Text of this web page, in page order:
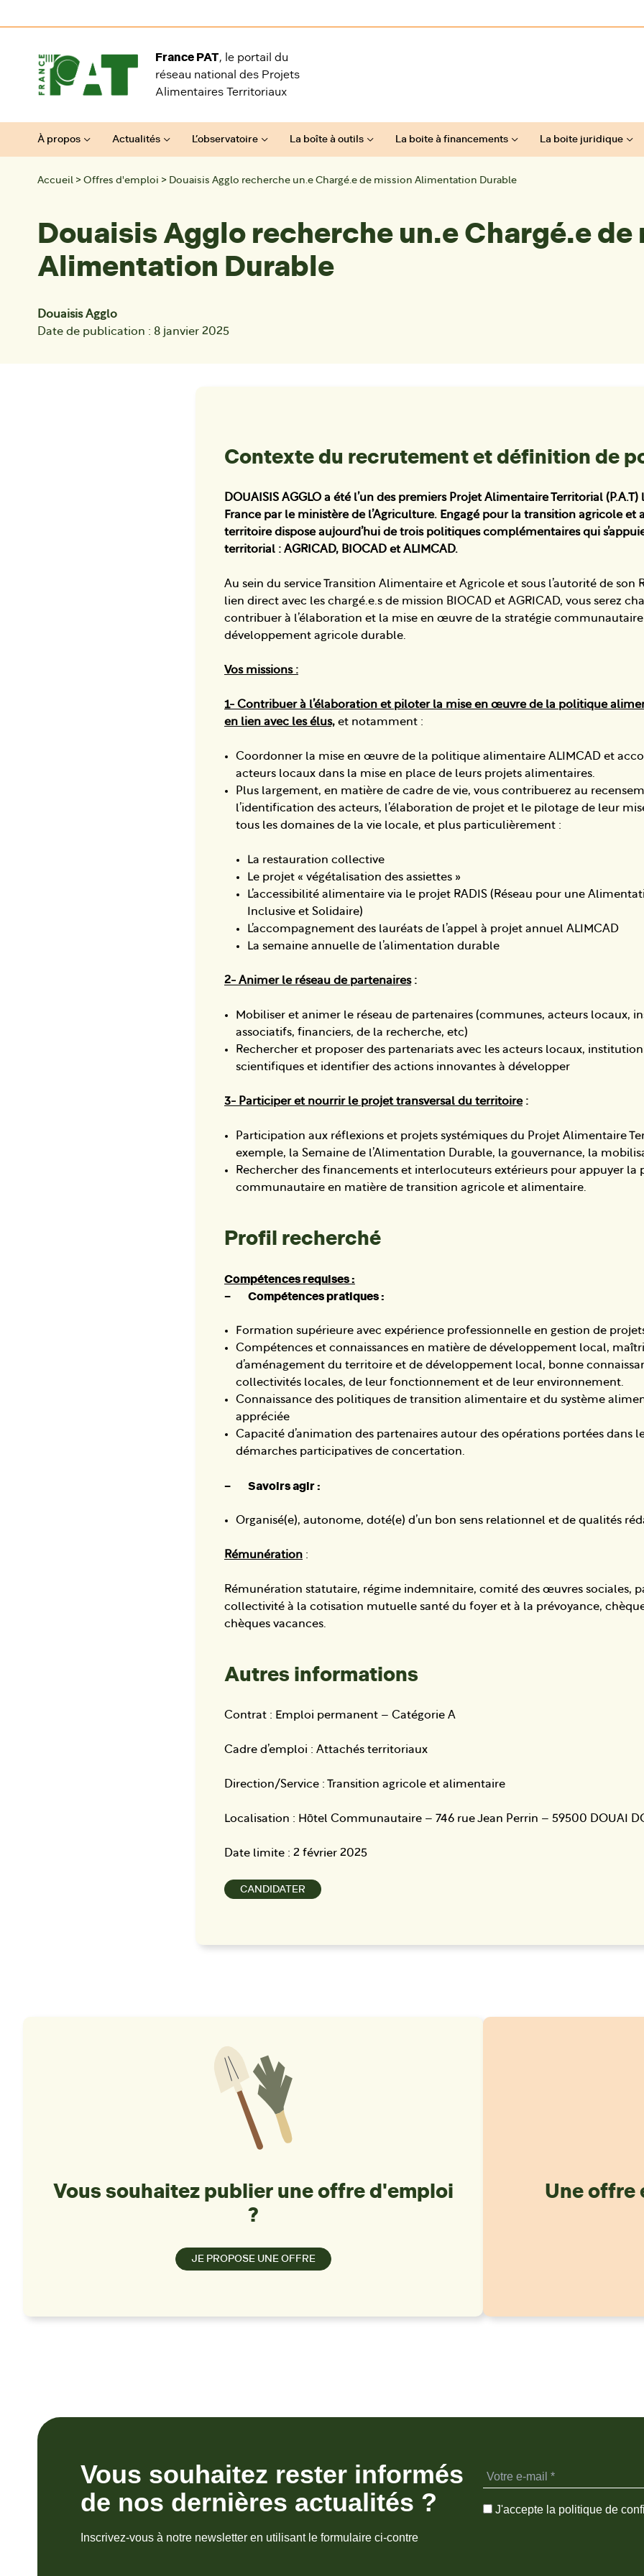
France PAT, le portail du
réseau national des Projets
Alimentaires Territoriaux
À propos Actualités L’observatoire La boîte à outils La boite à financements La boite juridique
Accueil > Offres d'emploi > Douaisis Agglo recherche un.e Chargé.e de mission Alimentation Durable
Douaisis Agglo recherche un.e Chargé.e de
Alimentation Durable
Douaisis Agglo
Date de publication : 8 janvier 2025
Contexte du recrutement et définition de
DOUAISIS AGGLO a été l’un des premiers Projet Alimentaire Territorial
France par le ministère de l’Agriculture. Engagé pour la transition agricole et
territoire dispose aujourd’hui de trois politiques complémentaires qui
territorial : AGRICAD, BIOCAD et ALIMCAD.
Au sein du service Transition Alimentaire et Agricole et sous l’autorité de son
lien direct avec les chargé.e.s de mission BIOCAD et AGRICAD, vous serez
contribuer à l’élaboration et la mise en œuvre de la stratégie
développement agricole durable.
Vos missions :
1- Contribuer à l’élaboration et piloter la mise en œuvre de la politique
en lien avec les élus, et notamment :
Coordonner la mise en œuvre de la politique alimentaire ALIMCAD et
acteurs locaux dans la mise en place de leurs projets alimentaires.
Plus largement, en matière de cadre de vie, vous contribuerez au
l’identification des acteurs, l’élaboration de projet et le pilotage de leur
tous les domaines de la vie locale, et plus particulièrement :
La restauration collective
Le projet « végétalisation des assiettes »
L’accessibilité alimentaire via le projet RADIS (Réseau pour une
Inclusive et Solidaire)
L’accompagnement des lauréats de l’appel à projet annuel ALIMCAD
La semaine annuelle de l’alimentation durable
2- Animer le réseau de partenaires:
Mobiliser et animer le réseau de partenaires (communes, acteurs locaux,
associatifs, financiers, de la recherche, etc)
Rechercher et proposer des partenariats avec les acteurs locaux,
scientifiques et identifier des actions innovantes à développer
3- Participer et nourrir le projet transversal du territoire:
Participation aux réflexions et projets systémiques du Projet Alimentaire
exemple, la Semaine de l’Alimentation Durable, la gouvernance, la
Rechercher des financements et interlocuteurs extérieurs pour appuyer la
communautaire en matière de transition agricole et alimentaire.
Profil recherché
Compétences requises :
– Compétences pratiques :
Formation supérieure avec expérience professionnelle en gestion de
Compétences et connaissances en matière de développement local,
d’aménagement du territoire et de développement local, bonne
collectivités locales, de leur fonctionnement et de leur environnement.
Connaissance des politiques de transition alimentaire et du système
appréciée
Capacité d’animation des partenaires autour des opérations portées dans
démarches participatives de concertation.
– Savoirs agir :
Organisé(e), autonome, doté(e) d’un bon sens relationnel et de qualités
Rémunération :
Rémunération statutaire, régime indemnitaire, comité des œuvres sociales,
collectivité à la cotisation mutuelle santé du foyer et à la prévoyance,
chèques vacances.
Autres informations
Contrat : Emploi permanent – Catégorie A
Cadre d’emploi : Attachés territoriaux
Direction/Service : Transition agricole et alimentaire
Localisation : Hōtel Communautaire – 746 rue Jean Perrin – 59500 DOUAI
Date limite : 2 février 2025
CANDIDATER
Vous souhaitez publier une offre d'emploi
?
JE PROPOSE UNE OFFRE
Une offre
Vous souhaitez rester informés
de nos dernières actualités ?
Inscrivez-vous à notre newsletter en utilisant le formulaire ci-contre
J'accepte la politique de